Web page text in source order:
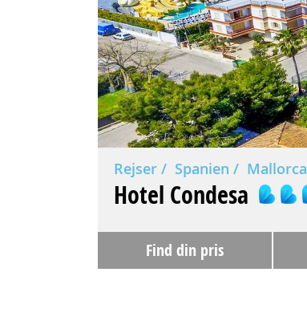
Rejser Spanien Mallorca
Hotel Condesa
Find din pris